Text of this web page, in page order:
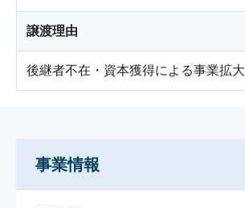
譲渡理由
後継者不在・資本獲得による事業拡大
事業情報